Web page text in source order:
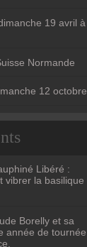
19 avril à
Normande
12 octobre
Libéré :
vibrer la basilique
Borelly et sa
année de tournée